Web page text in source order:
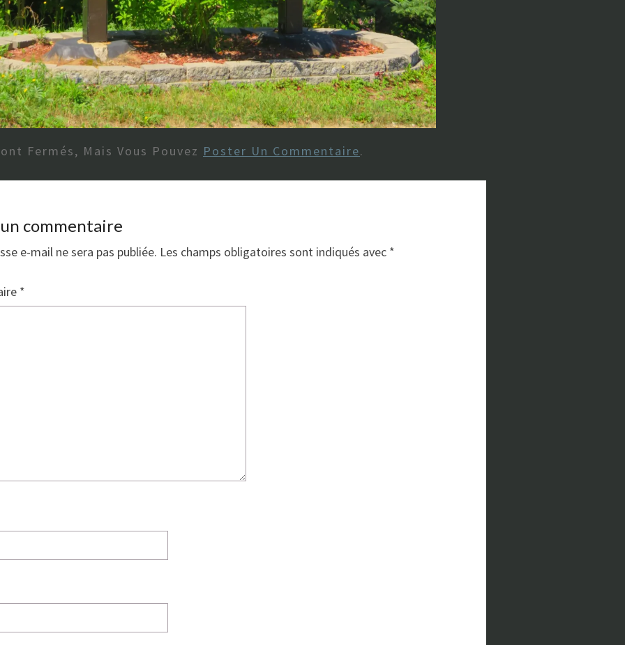
Fermés, Mais Vous Pouvez Poster Un Commentaire.
commentaire
e-mail ne sera pas publiée. Les champs obligatoires sont indiqués avec *
*